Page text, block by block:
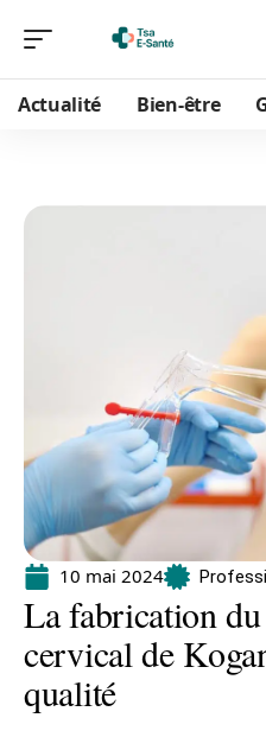
Actualité Bien-être
10 mai 2024
La fabrication
cervical de
qualité